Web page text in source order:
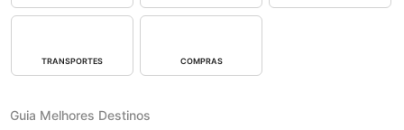
TRANSPORTES COMPRAS
Guia Melhores Destinos